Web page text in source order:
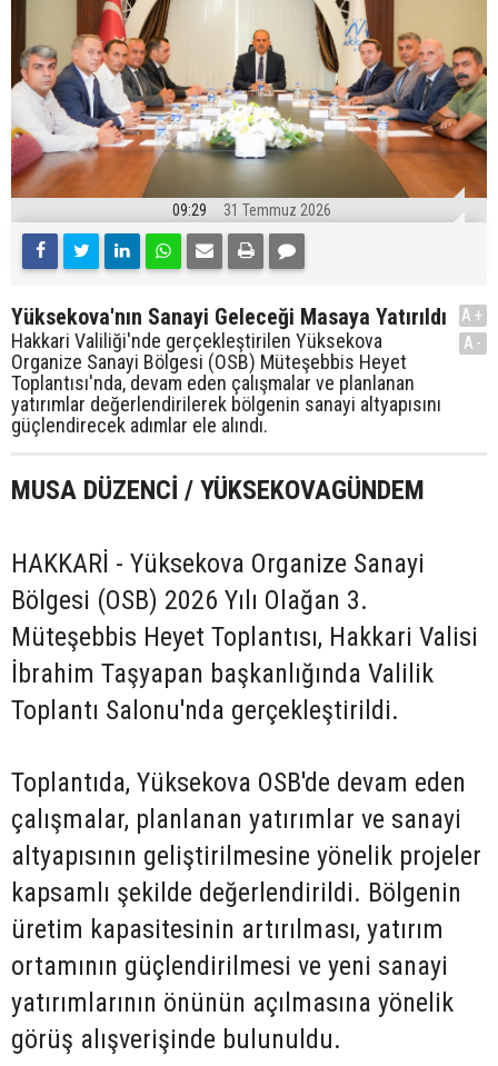
09:29 31 Temmuz 2026
Yüksekova'nın Sanayi Geleceği Masaya Yatırıldı
Hakkari Valiliği'nde gerçekleştirilen Yüksekova
Organize Sanayi Bölgesi (OSB) Müteşebbis Heyet
Toplantısı'nda, devam eden çalışmalar ve planlanan
yatırımlar değerlendirilerek bölgenin sanayi altyapısını
güçlendirecek adımlar ele alındı.
A+
A-
MUSA DÜZENCİ / YÜKSEKOVAGÜNDEM
HAKKARİ - Yüksekova Organize Sanayi
Bölgesi (OSB) 2026 Yılı Olağan 3.
Müteşebbis Heyet Toplantısı, Hakkari Valisi
İbrahim Taşyapan başkanlığında Valilik
Toplantı Salonu'nda gerçekleştirildi.
Toplantıda, Yüksekova OSB'de devam eden
çalışmalar, planlanan yatırımlar ve sanayi
altyapısının geliştirilmesine yönelik projeler
kapsamlı şekilde değerlendirildi. Bölgenin
üretim kapasitesinin artırılması, yatırım
ortamının güçlendirilmesi ve yeni sanayi
yatırımlarının önünün açılmasına yönelik
görüş alışverişinde bulunuldu.